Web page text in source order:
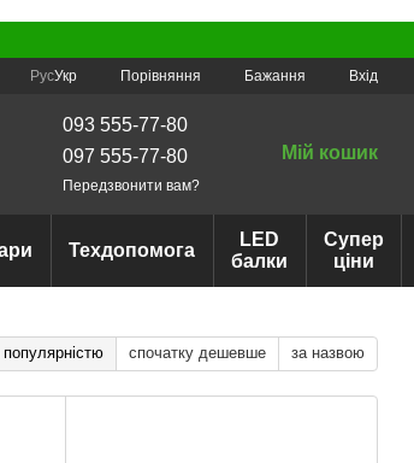
РусУкр Порівняння Бажання Вхід
093 555-77-80
097 555-77-80
Передзвонити вам?
Мій кошик
Техдопомога
LED
балки
Супер
ціни
популярністю спочатку дешевше за назвою